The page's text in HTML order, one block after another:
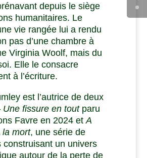
depuis le siège
humanitaires. Le
vie rangée lui a rendu
pas d’une chambre à
Virginia Woolf, mais du
Elle le consacre
à l’écriture.
est l’autrice de deux
Une fissure en toutparu
Favre en 2024 et A
la mort, une série de
construisant un univers
autour de la perte de